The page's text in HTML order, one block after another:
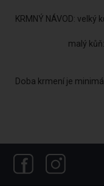
KRMNÝ NÁVOD: velký
malý kůň: 30
Doba krmení je